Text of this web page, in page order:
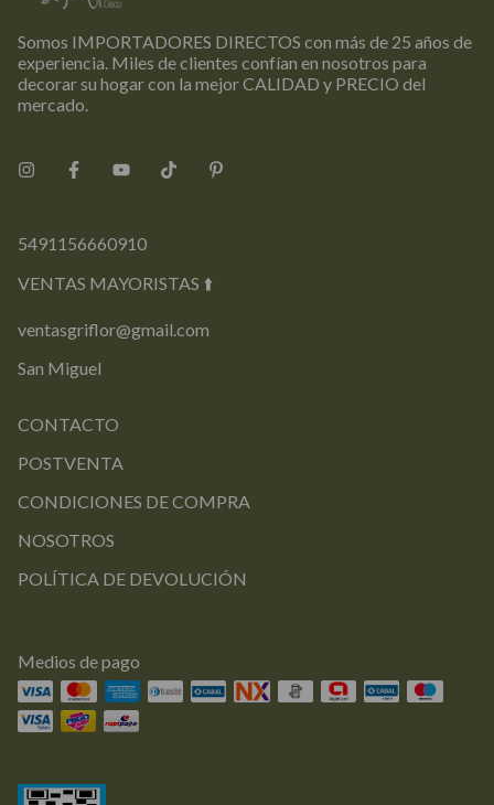
Somos IMPORTADORES DIRECTOS con más de 25 años de
experiencia. Miles de clientes confían en nosotros para
decorar su hogar con la mejor CALIDAD y PRECIO del
mercado.
5491156660910
VENTAS MAYORISTAS ⬆️
ventasgriflor@gmail.com
San Miguel
CONTACTO
POSTVENTA
CONDICIONES DE COMPRA
NOSOTROS
POLÍTICA DE DEVOLUCIÓN
Medios de pago